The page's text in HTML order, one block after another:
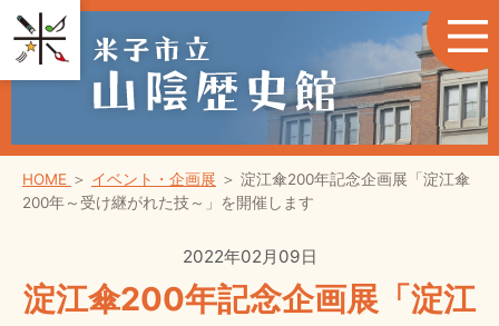
HOME ＞ イベント・企画展 ＞ 淀江傘200年記念企画展「淀江傘
200年～受け継がれた技～」を開催します
2022年02月09日
淀江傘200年記念企画展「淀江